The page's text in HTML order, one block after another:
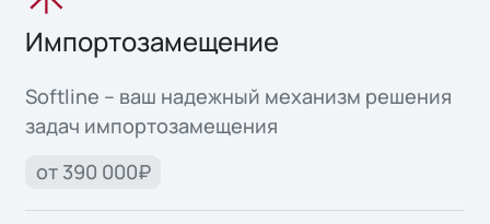
Импортозамещение
Softline – ваш надежный механизм решения
задач импортозамещения
от 390 000₽